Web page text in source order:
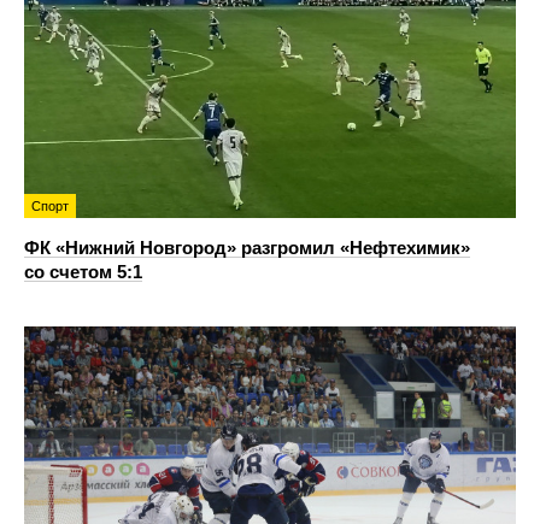
Спорт
ФК «Нижний Новгород» разгромил «Нефтехимик»
со счетом 5:1